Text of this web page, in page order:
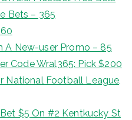
Bets – 365
A New-user Promo – 85
Code Wral365: Pick $200
National Football League,
$5 On #2 Kentkucky St